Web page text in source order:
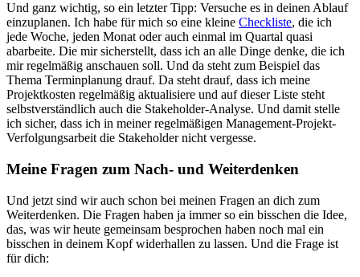
Und ganz wichtig, so ein letzter Tipp: Versuche es in deinen Ablauf
einzuplanen. Ich habe für mich so eine kleine Checkliste, die ich
jede Woche, jeden Monat oder auch einmal im Quartal quasi
abarbeite. Die mir sicherstellt, dass ich an alle Dinge denke, die ich
mir regelmäßig anschauen soll. Und da steht zum Beispiel das
Thema Terminplanung drauf. Da steht drauf, dass ich meine
Projektkosten regelmäßig aktualisiere und auf dieser Liste steht
selbstverständlich auch die Stakeholder-Analyse. Und damit stelle
ich sicher, dass ich in meiner regelmäßigen Management-Projekt-
Verfolgungsarbeit die Stakeholder nicht vergesse.
Meine Fragen zum Nach- und Weiterdenken
Und jetzt sind wir auch schon bei meinen Fragen an dich zum
Weiterdenken. Die Fragen haben ja immer so ein bisschen die Idee,
das, was wir heute gemeinsam besprochen haben noch mal ein
bisschen in deinem Kopf widerhallen zu lassen. Und die Frage ist
für dich: